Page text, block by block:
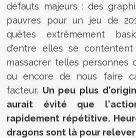
défauts majeurs : des
pauvres pour un jeu de
quêtes extrêmement
d'entre elles se
massacrer telles personnes
ou encore de nous faire
facteur. Un peu plus
aurait évité que
rapidement répétitive.
dragons sont là pour